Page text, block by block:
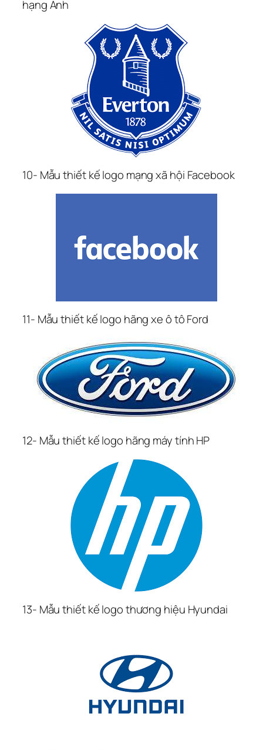
hạng Anh
10- Mẫu thiết kế logo mạng xã hội Facebook
11- Mẫu thiết kế logo hãng xe ô tô Ford
12- Mẫu thiết kế logo hãng máy tính HP
13- Mẫu thiết kế logo thương hiệu Hyundai